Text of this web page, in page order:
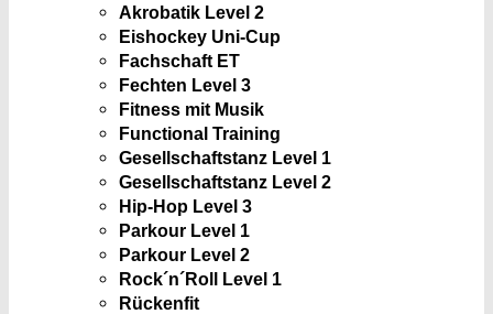
Akrobatik Level 2
Eishockey Uni-Cup
Fachschaft ET
Fechten Level 3
Fitness mit Musik
Functional Training
Gesellschaftstanz Level 1
Gesellschaftstanz Level 2
Hip-Hop Level 3
Parkour Level 1
Parkour Level 2
Rock´n´Roll Level 1
Rückenfit